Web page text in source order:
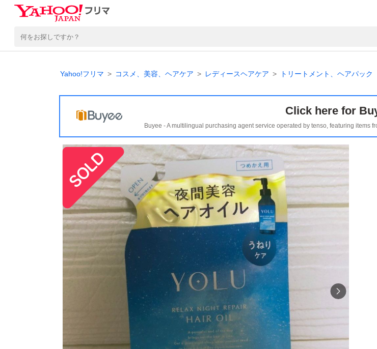
Yahoo!フリマ コスメ、美容、ヘアケア レディースヘアケア トリートメント、ヘアパック
Click here for
Buyee - A multilingual purchasing agent service operated by tenso, featuring items